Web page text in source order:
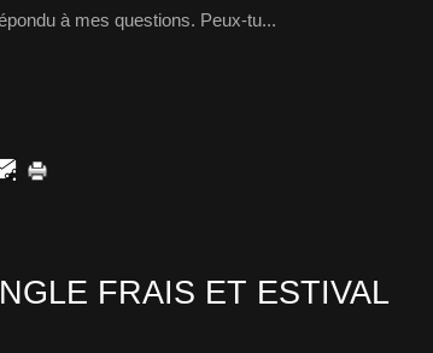
à mes questions. Peux-tu...
FRAIS ET ESTIVAL